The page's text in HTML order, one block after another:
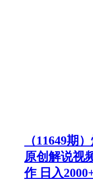
（11649期
原创解说视
作 日入